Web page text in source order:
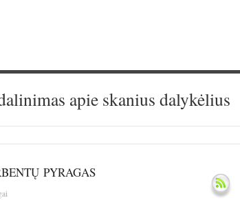
apie skanius dalykėlius
PYRAGAS